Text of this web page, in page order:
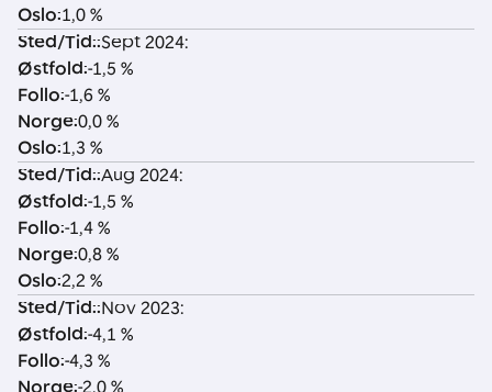
Oslo:1,0 %
Sted/Tid::Sept 2024:
Østfold:-1,5 %
Follo:-1,6 %
Norge:0,0 %
Oslo:1,3 %
Sted/Tid::Aug 2024:
Østfold:-1,5 %
Follo:-1,4 %
Norge:0,8 %
Oslo:2,2 %
Sted/Tid::Nov 2023:
Østfold:-4,1 %
Follo:-4,3 %
Norge:-2,0 %